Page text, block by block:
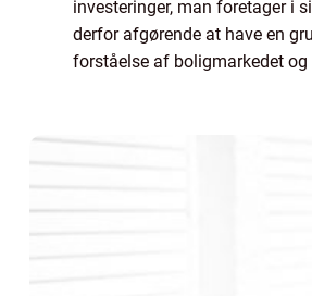
investeringer, man foretager i
derfor afgørende at have en
forståelse af boligmarkedet og